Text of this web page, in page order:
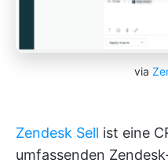
via
Zendesk Sell ist eine
umfassenden